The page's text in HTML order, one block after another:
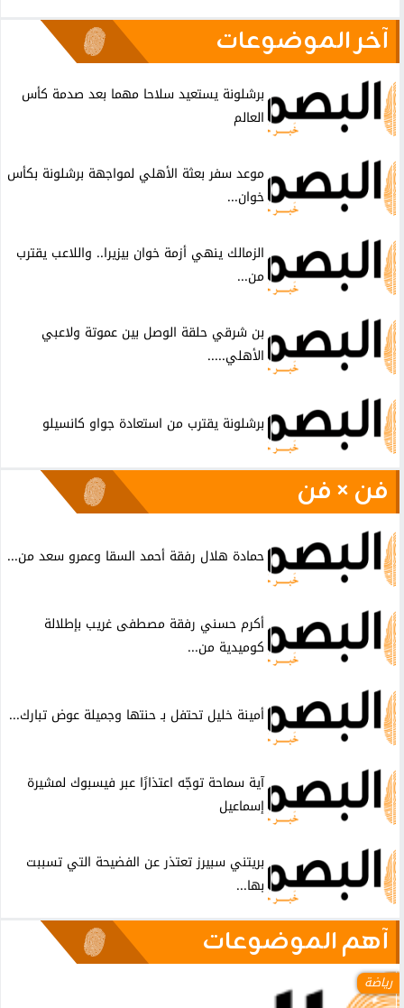
آخر الموضوعات
برشلونة يستعيد سلاحا مهما بعد صدمة كأس
العالم
موعد سفر بعثة الأهلي لمواجهة برشلونة بكأس
خوان...
الزمالك ينهي أزمة خوان بيزيرا.. واللاعب يقترب
من...
بن شرقي حلقة الوصل بين عموتة ولاعبي
الأهلي.....
برشلونة يقترب من استعادة جواو كانسيلو
فن × فن
حمادة هلال رفقة أحمد السقا وعمرو سعد من...
أكرم حسني رفقة مصطفى غريب بإطلالة
كوميدية من...
أمينة خليل تحتفل بـ حنتها وجميلة عوض تبارك...
آية سماحة توجّه اعتذارًا عبر فيسبوك لمشيرة
إسماعيل
بريتني سبيرز تعتذر عن الفضيحة التي تسببت
بها...
آهم الموضوعات
رياضة